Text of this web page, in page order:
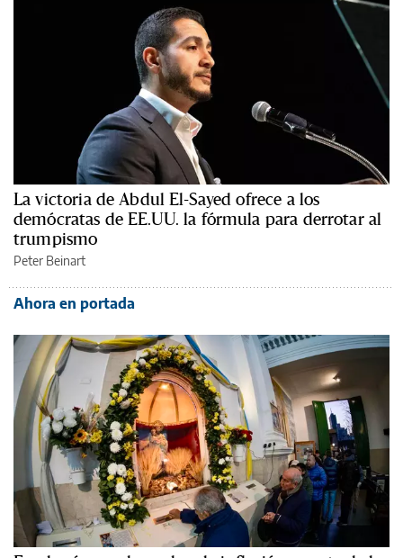
La victoria de Abdul El-Sayed ofrece a los
demócratas de EE.UU. la fórmula para derrotar al
trumpismo
Peter Beinart
Ahora en portada